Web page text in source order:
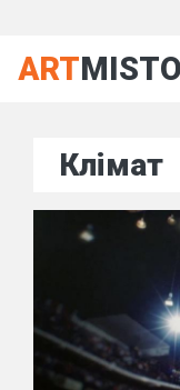
ARTMISTO
Клімат